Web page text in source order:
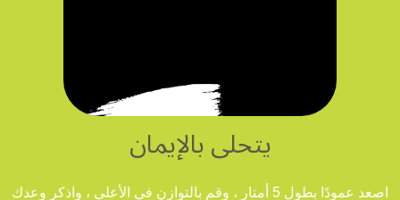
يتحلى بالإيمان
اصعد عمودًا بطول 5 أمتار ، وقم بالتوازن في الأعلى ، واذكر وعدك